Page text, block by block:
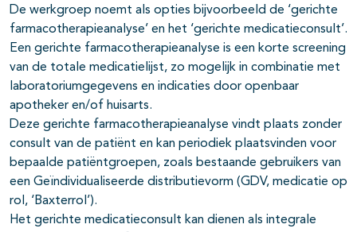
De werkgroep noemt als opties bijvoorbeeld de ‘gerichte
farmacotherapieanalyse’ en het ‘gerichte medicatieconsult’.
Een gerichte farmacotherapieanalyse is een korte screening
van de totale medicatielijst, zo mogelijk in combinatie met
laboratoriumgegevens en indicaties door openbaar
apotheker en/of huisarts.
Deze gerichte farmacotherapieanalyse vindt plaats zonder
consult van de patiënt en kan periodiek plaatsvinden voor
bepaalde patiëntgroepen, zoals bestaande gebruikers van
een Geïndividualiseerde distributievorm (GDV, medicatie op
rol, ‘Baxterrol’).
Het gerichte medicatieconsult kan dienen als integrale